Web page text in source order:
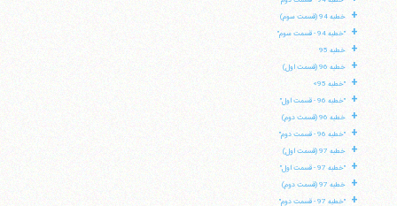
+ خطبه 94 (قسمت سوم)
+ "خطبه 94 - قسمت سوم"
+ خطبه 95
+ خطبه 96 (قسمت اول)
+ "خطبه 95»
+ "خطبه 96 - قسمت اول"
+ خطبه 96 (قسمت دوم)
+ "خطبه 96 - قسمت دوم"
+ خطبه 97 (قسمت اول)
+ "خطبه 97 - قسمت اول"
+ خطبه 97 (قسمت دوم)
+ "خطبه 97 - قسمت دوم"